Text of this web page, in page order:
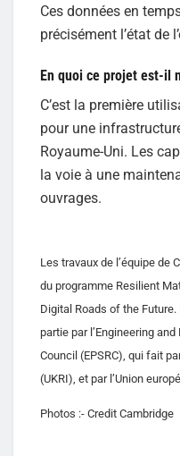
Ces données en
précisément l’état de
En quoi ce projet est-il
C’est la première
pour une
Royaume-Uni. Les
la voie à une
ouvrages.
Les travaux de l’équipe de
du programme Resilient
Digital Roads of the
partie par l’Engineering
Council (EPSRC), qui fait
(UKRI), et par l’Union
Photos :- Credit Cambridge